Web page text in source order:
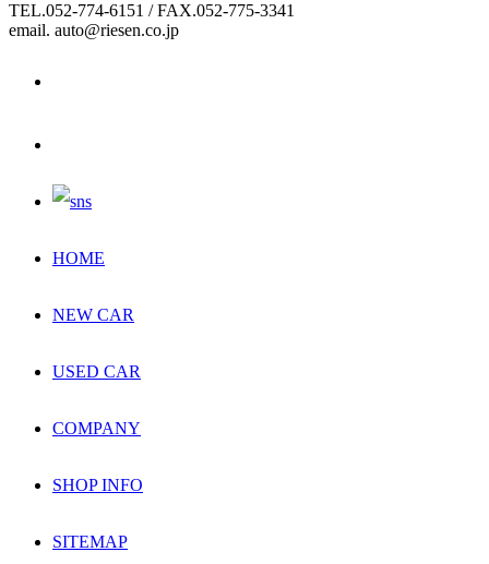
TEL.052-774-6151 / FAX.052-775-3341
email. auto@riesen.co.jp
HOME
NEW CAR
USED CAR
COMPANY
SHOP INFO
SITEMAP